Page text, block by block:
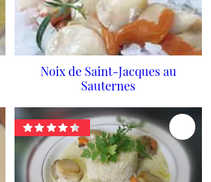
Noix de Saint-Jacques au
Sauternes